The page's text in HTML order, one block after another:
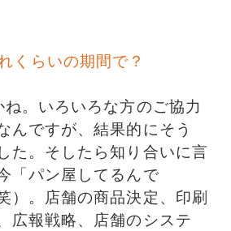
くらいの期間で？
。いろいろな方のご協力
んですが、結果的にそう
た。そしたら知り合いに言
「パン屋してるんで
）。店舗の商品決定、印刷
広報戦略、店舗のシステ